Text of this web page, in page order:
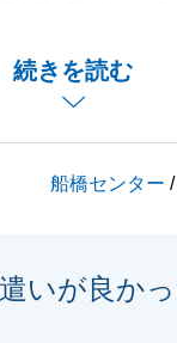
続きを読む
たかと存じますが
読いたしました。
る
船橋センター
いが良か